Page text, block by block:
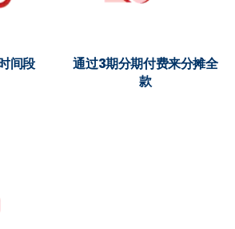
间段
通过3期分期付费来分摊全
款